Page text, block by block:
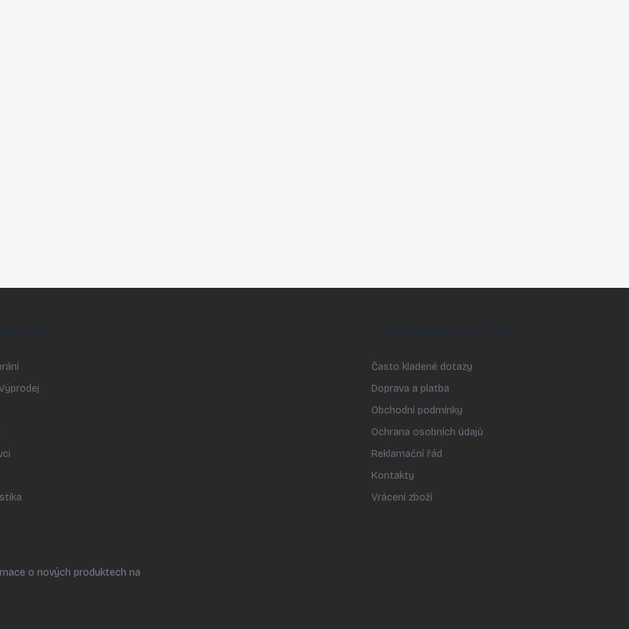
Často kladené dotazy
Doprava a platba
Obchodní podmínky
Ochrana osobních údajů
Reklamační řád
Kontakty
Vrácení zboží
o nových produktech na